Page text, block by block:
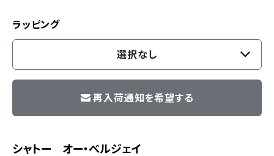
ラッピング
選択なし
再入荷通知を希望する
シャトー オー・ベルジェイ